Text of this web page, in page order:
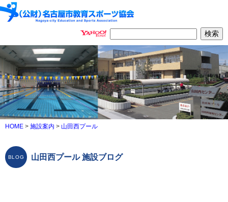
HOME > 施設案内 > 山田西プール
山田西プール 施設ブログ